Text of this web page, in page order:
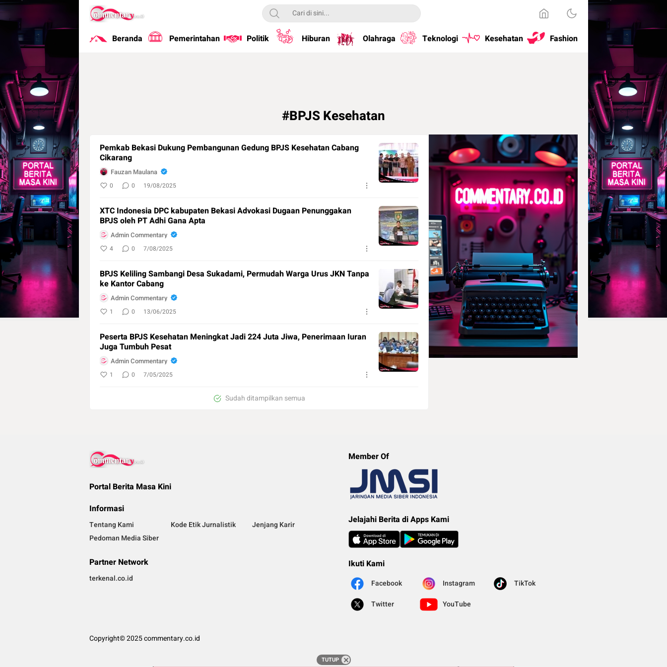
Commentary
Portal Berita Masa Kini
Beranda Pemerintahan Politik Hiburan Olahraga Teknologi Kesehatan Fashion
#BPJS Kesehatan
Pemkab Bekasi Dukung Pembangunan Gedung BPJS Kesehatan Cabang
Cikarang
Fauzan Maulana
0 0 19/08/2025
XTC Indonesia DPC kabupaten Bekasi Advokasi Dugaan Penunggakan
BPJS oleh PT Adhi Gana Apta
Admin Commentary
4 0 7/08/2025
BPJS Keliling Sambangi Desa Sukadami, Permudah Warga Urus JKN Tanpa
ke Kantor Cabang
Admin Commentary
1 0 13/06/2025
Peserta BPJS Kesehatan Meningkat Jadi 224 Juta Jiwa, Penerimaan Iuran
Juga Tumbuh Pesat
Admin Commentary
1 0 7/05/2025
Sudah ditampilkan semua
Portal Berita Masa Kini
Informasi
Tentang Kami Kode Etik Jurnalistik
Jenjang Karir
Pedoman Media Siber
Partner Network
terkenal.co.id
Member Of
Jelajahi Berita di Apps Kami
Ikuti Kami
Facebook Instagram
TikTok
Twitter
YouTube
Copyright© 2025 commentary.co.id
TUTUP